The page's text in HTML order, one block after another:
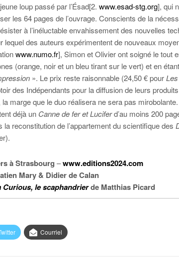
loup passé par l’Ésad[2. www.esad-stg.org], qui
les 64 pages de l’ouvrage. Conscients de la
à l’inéluctable envahissement des nouvelles
lequel des auteurs expérimentent de nouveaux
www.numo.fr], Simon et Olivier ont soigné le tout
(orange, noir et un bleu tirant sur le vert) et en
». Le prix reste raisonnable (24,50 € pour
des Indépendants pour la diffusion de leurs
marge que le duo réalisera ne sera pas
déjà un Canne de fer et Luciferd’au moins 200
la reconstitution de l’appartement du scientifique des
à Strasbourg –www.editions2024.com
Mary & Didier de Calan
Curious, le scaphandrierde Matthias Picard
Courriel